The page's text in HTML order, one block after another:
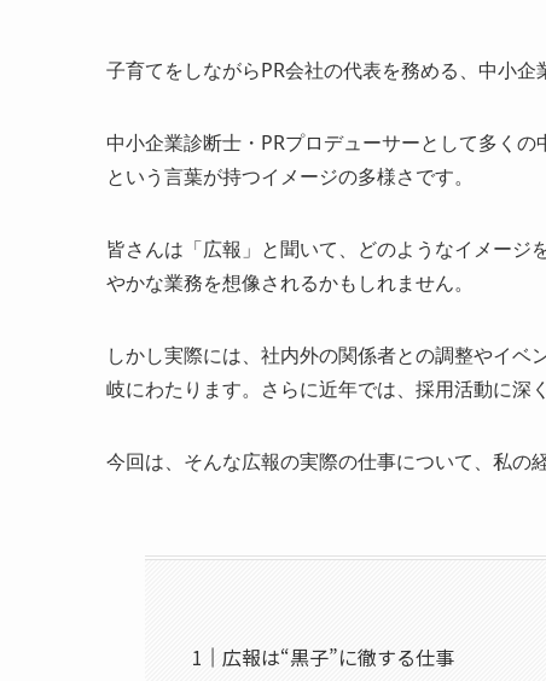
子育てをしながらPR会社の代表を務める、中小企
中小企業診断士・PRプロデューサーとして多く
という言葉が持つイメージの多様さです。
皆さんは「広報」と聞いて、どのようなイメー
やかな業務を想像されるかもしれません。
しかし実際には、社内外の関係者との調整やイ
岐にわたります。さらに近年では、採用活動に深
今回は、そんな広報の実際の仕事について、私の
広報は“黒子”に徹する仕事